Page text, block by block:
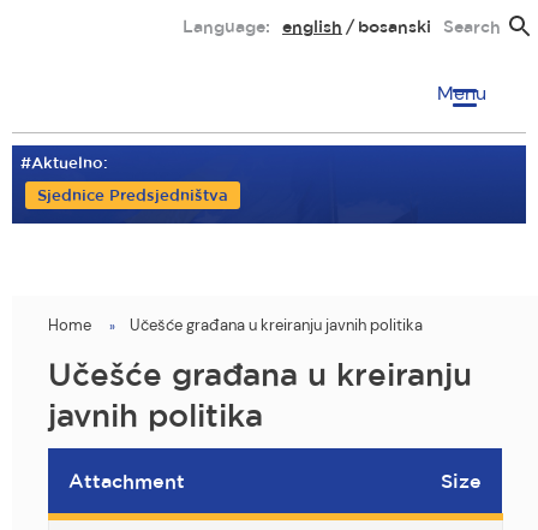
Language: english bosanski Search
Menu
#Aktuelno:
Sjednice Predsjedništva
You
are
here
Home Učešće građana u kreiranju javnih politika
Učešće građana u kreiranju
javnih politika
Attachment Size